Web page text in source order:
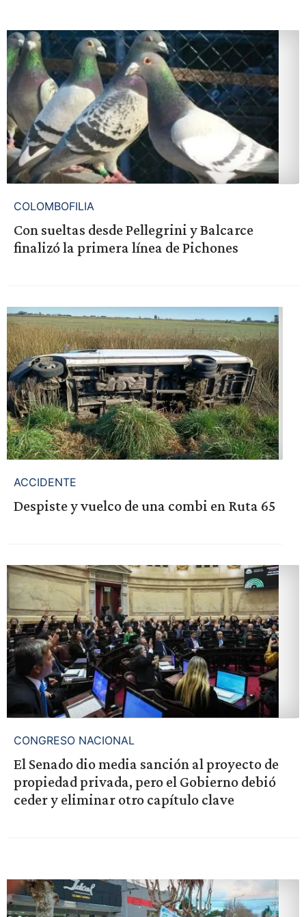
COLOMBOFILIA
Con sueltas desde Pellegrini y Balcarce
finalizó la primera línea de Pichones
ACCIDENTE
Despiste y vuelco de una combi en Ruta 65
CONGRESO NACIONAL
El Senado dio media sanción al proyecto de
propiedad privada, pero el Gobierno debió
ceder y eliminar otro capítulo clave